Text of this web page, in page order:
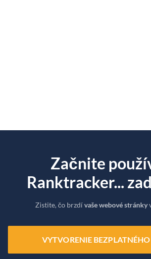
Začnite
Ranktracker...
Zistite, čo brzdívaše webové stránky
VYTVORENIE